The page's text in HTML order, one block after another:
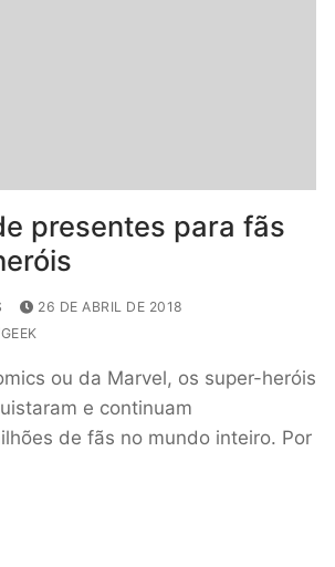
presentes para fãs
26 DE ABRIL DE 2018
ou da Marvel, os super-heróis
e continuam
de fãs no mundo inteiro. Por